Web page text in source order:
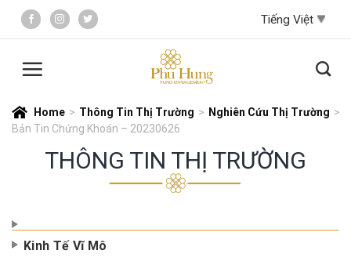
content
Home > Thông Tin Thị Trường > Nghiên Cứu Thị Trường >
Bản Tin Chứng Khoán – 20230626
THÔNG TIN THỊ TRƯỜNG
Kinh Tế Vĩ Mô